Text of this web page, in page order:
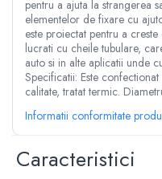
Razatoare fructe & legume
Tocatoare furaje & siscornite
Motocoase
Motocoase 2 timpi
Motocoase 4 timpi
Accesorii si piese motocoase si
Tractoare si minitractoare
Aparate de sudat tevi PPR
Lampi de instalator
Pistoale electrice pentru lipit
Aparate de taiere cu plasma
Clesti sudura
Scule si unelte pneumatice
Compresoare aer
Pistoale impact pneumatice
Articole dezapezire
Aeroterme gaz
Freze de zapada
Incalzitoare radiante/
radiante
Maturi rotative
Plase protectie animale &
Vase de toaleta
pentru a ajuta la strangerea
elementelor de fixare cu
este proiectat pentru a
lucrati cu cheile tubulare,
auto si in alte aplicatii unde
Specificatii: Este
calitate, tratat termic.
Informatii conformitate
Caracteristici